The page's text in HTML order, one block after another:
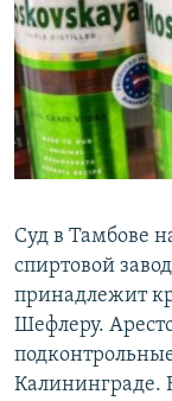
РАСПИСАНИЕ
ПОДПИШИТЕСЬ
СОЦИАЛЬНЫЕ СЕТИ
Все сайты
Суд в Тамбове
спиртовой
принадлежит
Шефлеру.
Калининграде.